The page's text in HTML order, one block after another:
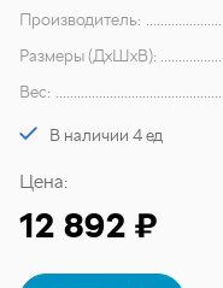
Производитель:
Размеры (ДхШхВ):
Вес:
В наличии 4 ед
Цена:
12 892 ₽